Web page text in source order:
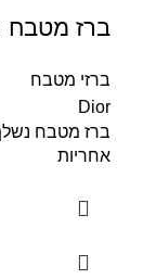
ברז מטבח
ברזי מטבח
Dior
אחריות